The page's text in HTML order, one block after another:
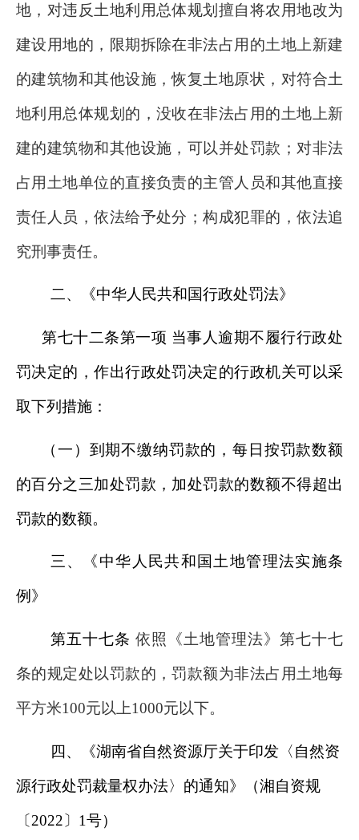
地，对违反土地利用总体规划擅自将农用地改为
建设用地的，限期拆除在非法占用的土地上新建
的建筑物和其他设施，恢复土地原状，对符合土
地利用总体规划的，没收在非法占用的土地上新
建的建筑物和其他设施，可以并处罚款；对非法
占用土地单位的直接负责的主管人员和其他直接
责任人员，依法给予处分；构成犯罪的，依法追
究刑事责任。
二、 《中华人民共和国行政处罚法》
第七十二条第一项 当事人逾期不履行行政处
罚决定的，作出行政处罚决定的行政机关可以采
取下列措施：
（一）到期不缴纳罚款的，每日按罚款数额
的百分之三加处罚款，加处罚款的数额不得超出
罚款的数额。
三、《中华人民共和国土地管理法实施条
例》
第五十七条 依照《土地管理法》第七十七
条的规定处以罚款的，罚款额为非法占用土地每
平方米100元以上1000元以下。
四、《湖南省自然资源厅关于印发〈自然资
源行政处罚裁量权办法〉的通知》（湘自资规
〔2022〕 1号）